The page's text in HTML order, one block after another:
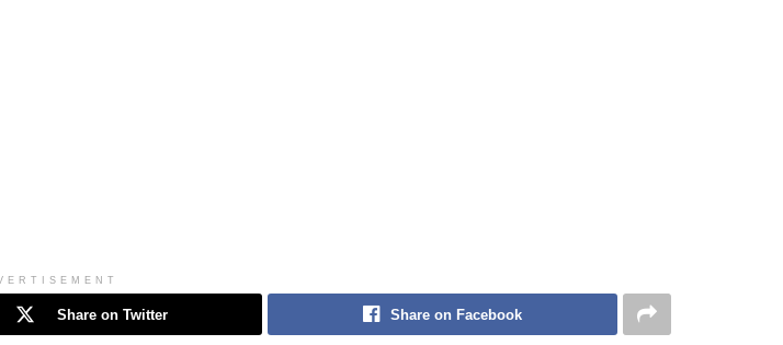
Share on Twitter Share on Facebook